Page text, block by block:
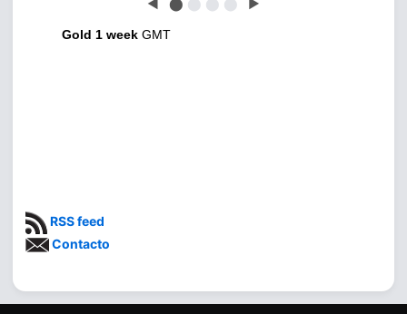
Gold 1 week GMT
RSS feed
Contacto